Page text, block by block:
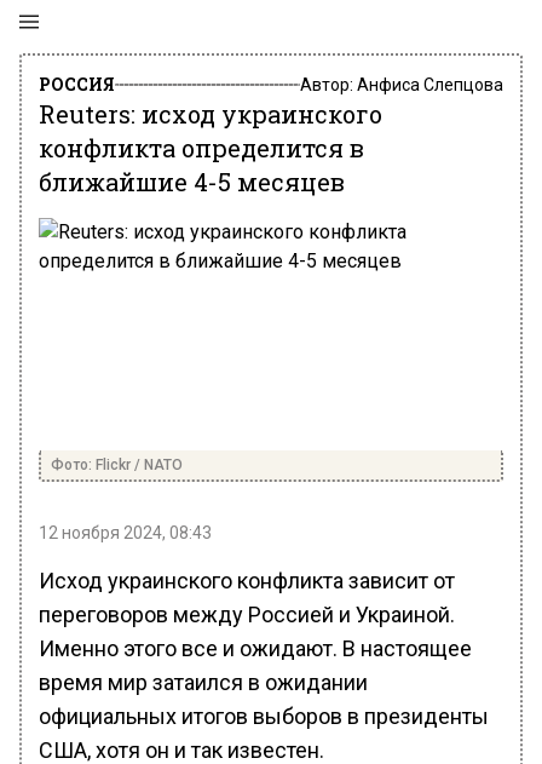
РОССИЯ Автор: Анфиса Слепцова
Reuters: исход украинского
конфликта определится в
ближайшие 4-5 месяцев
Фото: Flickr / NATO
12 ноября 2024, 08:43
Исход украинского конфликта зависит от
переговоров между Россией и Украиной.
Именно этого все и ожидают. В настоящее
время мир затаился в ожидании
официальных итогов выборов в президенты
США, хотя он и так известен.